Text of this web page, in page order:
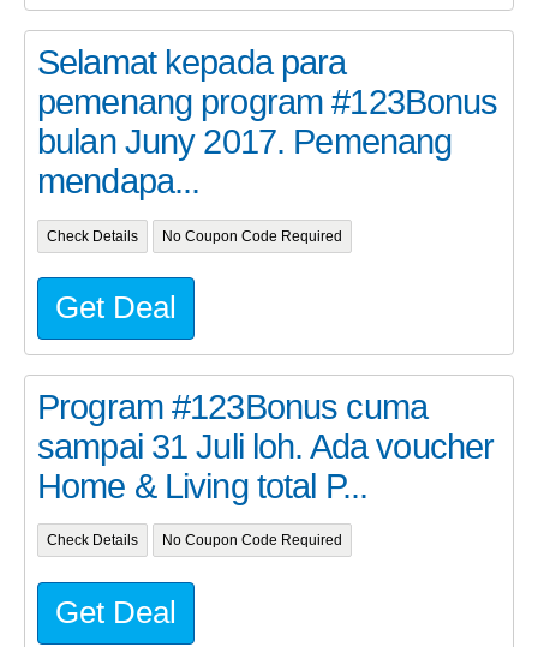
Selamat kepada para
pemenang program #123Bonus
bulan Juny 2017. Pemenang
mendapa...
Check Details No Coupon Code Required
Get Deal
Program #123Bonus cuma
sampai 31 Juli loh. Ada voucher
Home & Living total P...
Check Details No Coupon Code Required
Get Deal